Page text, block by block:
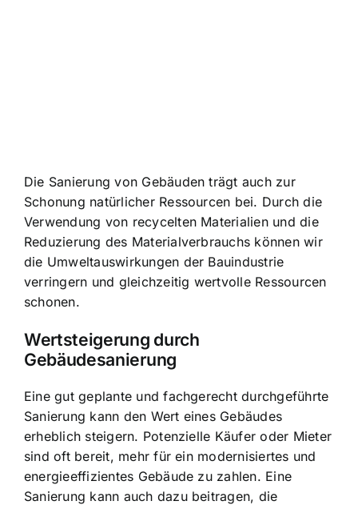
Die Sanierung von Gebäuden trägt auch zur
Schonung natürlicher Ressourcen bei. Durch die
Verwendung von recycelten Materialien und die
Reduzierung des Materialverbrauchs können wir
die Umweltauswirkungen der Bauindustrie
verringern und gleichzeitig wertvolle Ressourcen
schonen.
Wertsteigerung durch
Gebäudesanierung
Eine gut geplante und fachgerecht durchgeführte
Sanierung kann den Wert eines Gebäudes
erheblich steigern. Potenzielle Käufer oder Mieter
sind oft bereit, mehr für ein modernisiertes und
energieeffizientes Gebäude zu zahlen. Eine
Sanierung kann auch dazu beitragen, die